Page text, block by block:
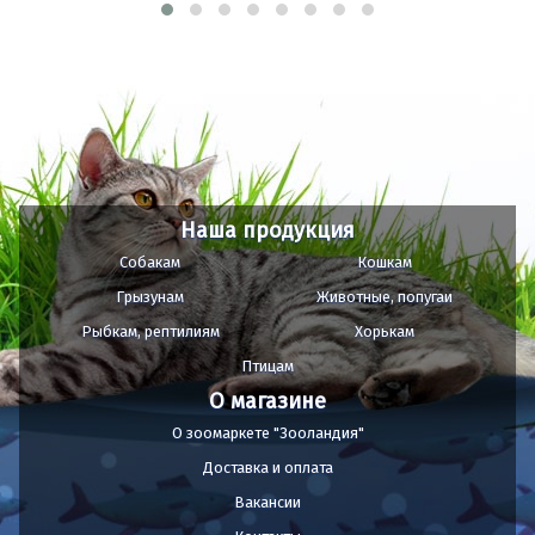
Наша продукция
Собакам
Кошкам
Грызунам
Животные, попугаи
Рыбкам, рептилиям
Хорькам
Птицам
О магазине
О зоомаркете "Зооландия"
Доставка и оплата
Вакансии